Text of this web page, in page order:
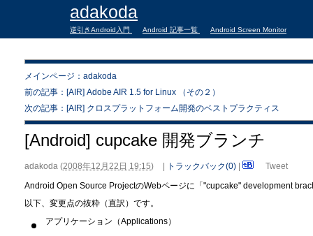
adakoda
逆引きAndroid入門 Android 記事一覧 Android Screen Monitor
メインページ：adakoda
前の記事：[AIR] Adobe AIR 1.5 for Linux （その２）
次の記事：[AIR] クロスプラットフォーム開発のベストプラクティス
[Android] cupcake 開発ブランチ
adakoda (2008年12月22日 19:15) トラックバック(0)
Tweet
Android Open Source ProjectのWebページに「"cupcake" development
以下、変更点の抜粋（直訳）です。
アプリケーション（Applications）